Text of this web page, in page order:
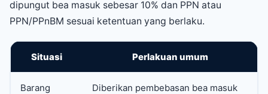
dipungut bea masuk sebesar 10% dan PPN atau
PPN/PPnBM sesuai ketentuan yang berlaku.
Situasi Perlakuan umum
Barang
Diberikan pembebasan bea masuk